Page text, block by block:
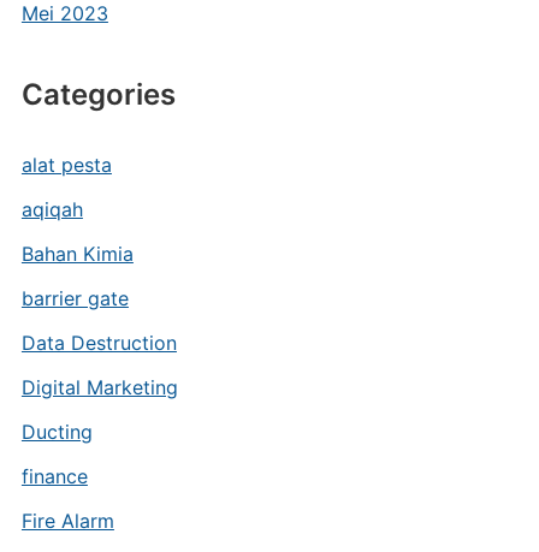
Mei 2023
Categories
alat pesta
aqiqah
Bahan Kimia
barrier gate
Data Destruction
Digital Marketing
Ducting
finance
Fire Alarm